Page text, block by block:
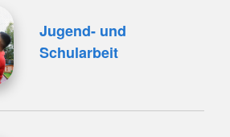
Jugend- und
Schularbeit